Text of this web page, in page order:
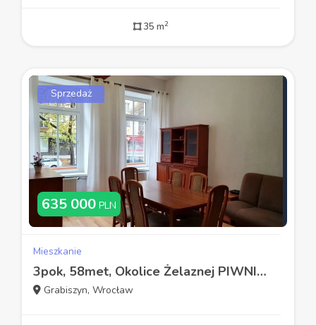
35 m2
Sprzedaż
635 000 PLN
Mieszkanie
3pok, 58met, Okolice Żelaznej PIWNICA/INWESTYCJA (Wrocław)
Grabiszyn, Wrocław